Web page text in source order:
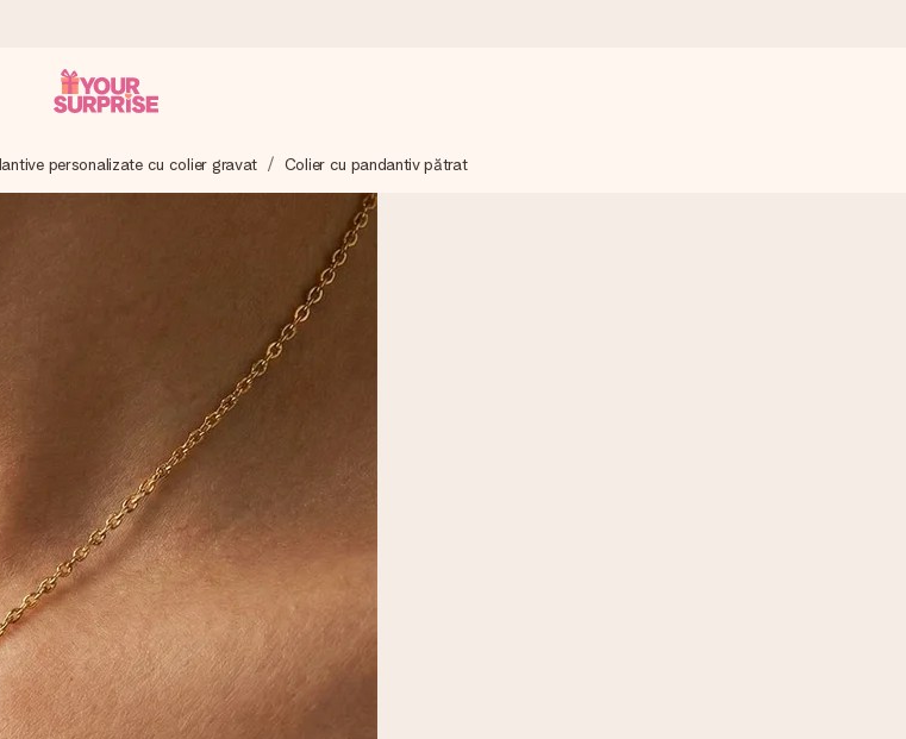
când trebuie, atunci când contează cel mai mult.
Fără bătăi de cap, doar bucură-te de moment.
personalizate cu colier gravat Colier cu pandantiv pătrat